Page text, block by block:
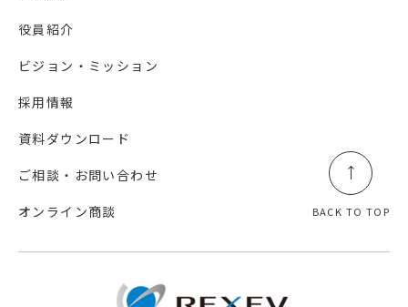
役員紹介
ビジョン・ミッション
採用情報
資料ダウンロード
ご相談・お問い合わせ
オンライン商談
BACK TO TOP